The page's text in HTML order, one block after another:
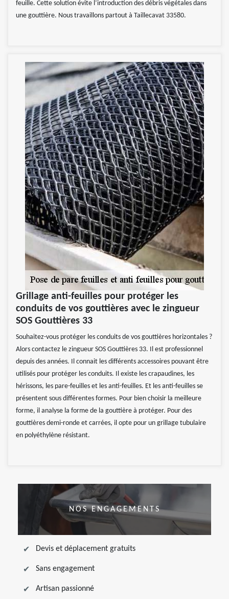
feuille. Cette solution évite l’introduction des débris végétales dans
une gouttière. Nous travaillons partout à Taillecavat 33580.
Grillage anti-feuilles pour protéger les
conduits de vos gouttières avec le zingueur
SOS Gouttières 33
Souhaitez-vous protéger les conduits de vos gouttières horizontales ?
Alors contactez le zingueur SOS Gouttières 33. Il est professionnel
depuis des années. Il connait les différents accessoires pouvant être
utilisés pour protéger les conduits. Il existe les crapaudines, les
hérissons, les pare-feuilles et les anti-feuilles. Et les anti-feuilles se
présentent sous différentes formes. Pour bien choisir la meilleure
forme, il analyse la forme de la gouttière à protéger. Pour des
gouttières demi-ronde et carrées, il opte pour un grillage tubulaire
en polyéthylène résistant.
NOS ENGAGEMENTS
Devis et déplacement gratuits
Sans engagement
Artisan passionné